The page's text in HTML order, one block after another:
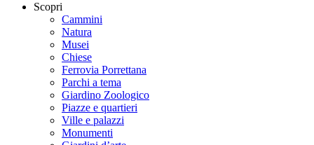
Scopri
Cammini
Natura
Musei
Chiese
Ferrovia Porrettana
Parchi a tema
Giardino Zoologico
Piazze e quartieri
Ville e palazzi
Monumenti